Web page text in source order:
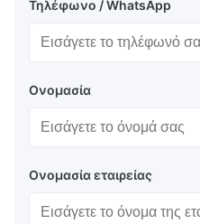
Τηλέφωνο / WhatsApp
Ονομασία
Ονομασία εταιρείας